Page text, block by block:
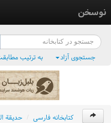
نوسخن
فرهنگ واژگان
جستجوی آزاد به ترتیب
کتابخانه فارسی / حديقة